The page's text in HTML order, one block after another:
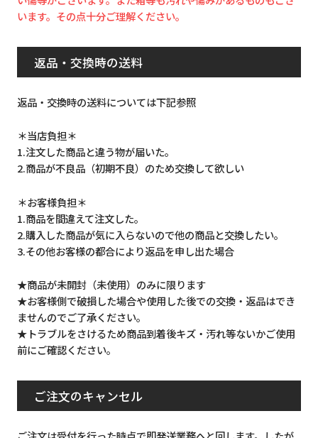
います。その点十分ご理解ください。
返品・交換時の送料
返品・交換時の送料については下記参照
＊当店負担＊
1.注文した商品と違う物が届いた。
2.商品が不良品（初期不良）のため交換して欲しい
＊お客様負担＊
1.商品を間違えて注文した。
2.購入した商品が気に入らないので他の商品と交換したい。
3.その他お客様の都合により返品を申し出た場合
★商品が未開封（未使用）のみに限ります
★お客様側で破損した場合や使用した後での交換・返品はでき
ませんのでご了承ください。
★トラブルをさけるため商品到着後キズ・汚れ等ないかご使用
前にご確認ください。
ご注文のキャンセル